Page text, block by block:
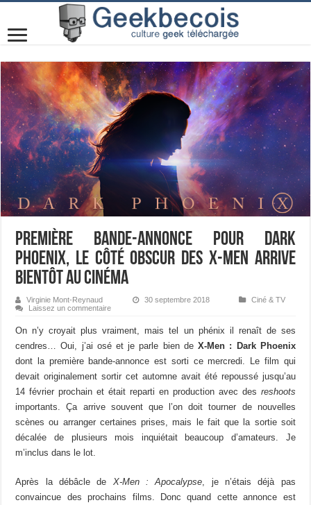
Première bande-annonce pour DARK
PHOENIX, le côté obscur des X-Men arrive
bientôt au cinéma
Virginie Mont-Reynaud 30 septembre 2018
Ciné & TV
Laissez un commentaire
On n’y croyait plus vraiment, mais tel un phénix il renaît de ses
cendres… Oui, j’ai osé et je parle bien deX-Men : Dark Phoenix
dont la première bande-annonce est sorti ce mercredi. Le film qui
devait originalement sortir cet automne avait été repoussé jusqu’au
14 février prochain et était reparti en production avec des reshoots
importants. Ça arrive souvent que l’on doit tourner de nouvelles
scènes ou arranger certaines prises, mais le fait que la sortie soit
décalée de plusieurs mois inquiétait beaucoup d’amateurs. Je
m’inclus dans le lot.
Après la débâcle de X-Men : Apocalypse , je n’étais déjà pas
convaincue des prochains films. Donc quand cette annonce est